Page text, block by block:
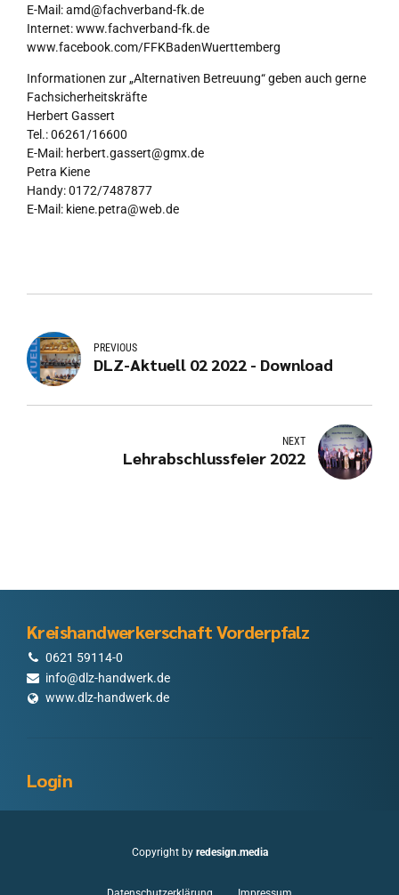
E-Mail: amd@fachverband-fk.de
Internet: www.fachverband-fk.de
www.facebook.com/FFKBadenWuerttemberg
Informationen zur „Alternativen Betreuung“ geben auch gerne
Fachsicherheitskräfte
Herbert Gassert
Tel.: 06261/16600
E-Mail: herbert.gassert@gmx.de
Petra Kiene
Handy: 0172/7487877
E-Mail: kiene.petra@web.de
PREVIOUS
DLZ-Aktuell 02 2022 - Download
NEXT
Lehrabschlussfeier 2022
Kreishandwerkerschaft Vorderpfalz
0621 59114-0
info@dlz-handwerk.de
www.dlz-handwerk.de
Login
Copyright by redesign.media